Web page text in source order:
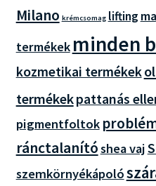
Milano krémcsomag lifting
termékek minden
kozmetikai termékek
termékekpattanás
pigmentfoltok
ránctalanítóshea vaj
szemkörnyékápoló